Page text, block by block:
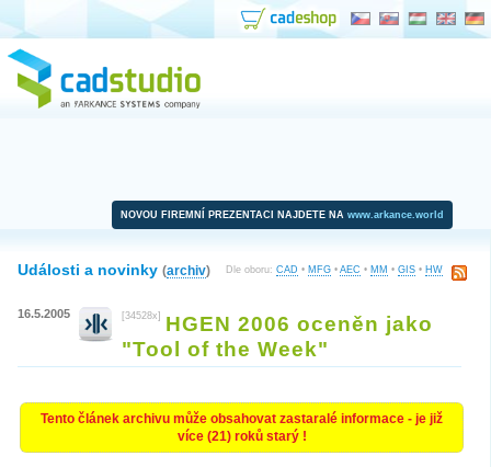
NOVOU FIREMNÍ PREZENTACI NAJDETE NA www.arkance.world
Dle oboru: CAD • MFG • AEC • MM • GIS • HW
Události a novinky (archiv)
16.5.2005 [34528x]
HGEN 2006 oceněn jako
"Tool of the Week"
Tento článek archivu může obsahovat zastaralé informace - je již
více (21) roků starý !